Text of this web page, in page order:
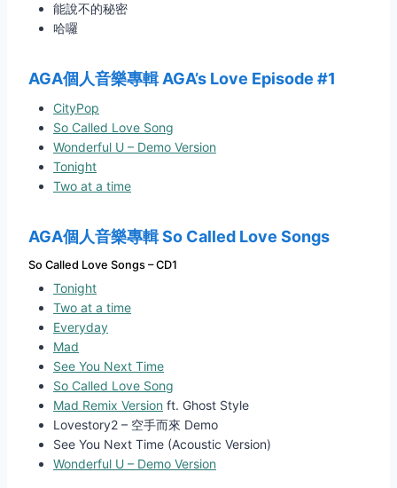
能說不的秘密
哈囉
AGA個人音樂專輯AGA’s Love Episode #1
CityPop
So Called Love Song
Wonderful U – Demo Version
Tonight
Two at a time
AGA個人音樂專輯So Called Love Songs
So Called Love Songs – CD1
Tonight
Two at a time
Everyday
Mad
See You Next Time
So Called Love Song
Mad Remix Version ft. Ghost Style
Lovestory2 – 空手而來 Demo
See You Next Time (Acoustic Version)
Wonderful U – Demo Version